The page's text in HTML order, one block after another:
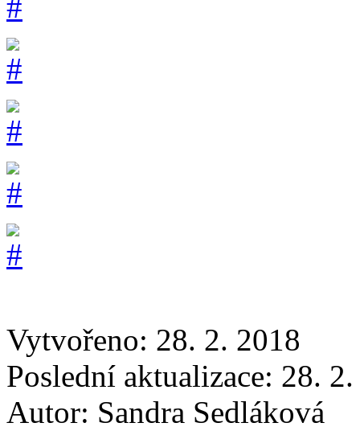
Vytvořeno: 28. 2. 2018
Poslední aktualizace: 28.
Autor: Sandra Sedláková